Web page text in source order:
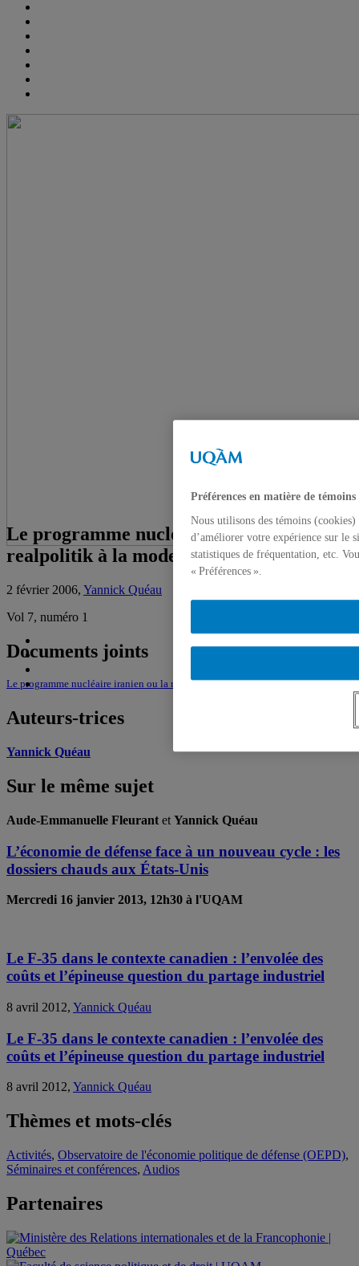
Le programme nucléaire iranien ou la
realpolitik à la mode perse
2 février 2006, Yannick Quéau
Vol 7, numéro 1
Documents joints
Le programme nucléaire iranien ou la realpolitik à la mode perse
Auteurs-trices
Yannick Quéau
Sur le même sujet
Aude-Emmanuelle Fleurant et Yannick Quéau
L’économie de défense face à un nouveau cycle : les
dossiers chauds aux États-Unis
Mercredi 16 janvier 2013, 12h30 à l'UQAM
Le F-35 dans le contexte canadien : l’envolée des
coûts et l’épineuse question du partage industriel
8 avril 2012, Yannick Quéau
Le F-35 dans le contexte canadien : l’envolée des
coûts et l’épineuse question du partage industriel
8 avril 2012, Yannick Quéau
Thèmes et mots-clés
Activités, Observatoire de l'économie politique de défense (OEPD),
Séminaires et conférences, Audios
Partenaires
Préférences en matière de témoins
Nous utilisons des témoins
d’améliorer votre expérience sur le
statistiques de fréquentation, etc.
« Préférences ».